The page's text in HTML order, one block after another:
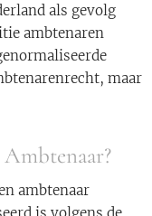
als gevolg
ambtenaren
maar
ambtenaar